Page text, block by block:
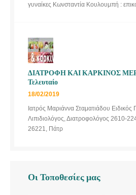
γυναίκες Κωνσταντία Κουλουμπή :
ΔΙΑΤΡΟΦΗ ΚΑΙ ΚΑΡΚΙΝΟΣ
Τελευταίο
18/02/2019
Ιατρός Μαριάννα Σταματιάδου Ειδικός
Λιπιδιολόγος, Διατροφολόγος 2610-
26221, Πάτρ
Οι Τοποθεσίες μας